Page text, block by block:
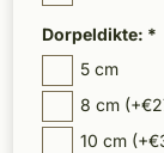
Dorpeldikte: *
5 cm
8 cm
10 cm